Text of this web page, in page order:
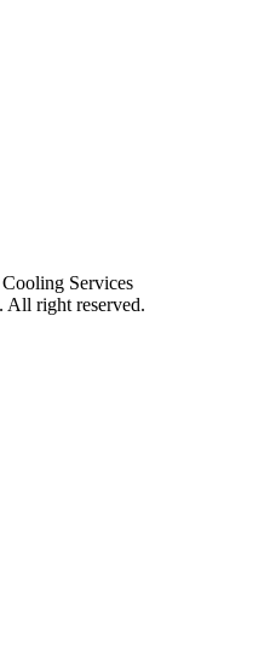
Services
right reserved.